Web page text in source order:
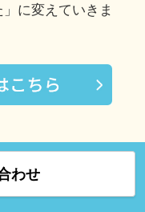
に変えていきま
わせ